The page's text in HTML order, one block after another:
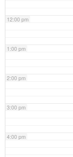
12:00 pm
1:00 pm
2:00 pm
3:00 pm
4:00 pm